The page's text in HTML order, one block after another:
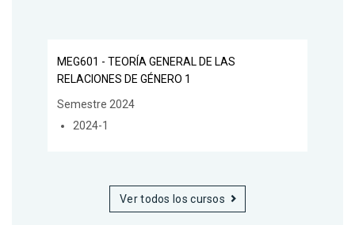
MEG601 - TEORÍA GENERAL DE LAS
RELACIONES DE GÉNERO 1
Semestre 2024
2024-1
Ver todos los cursos